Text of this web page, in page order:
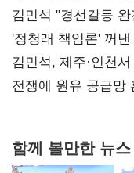
김민석 "경선갈등
사과부터"
'정청래 책임론' 꺼
때리기
김민석, 제주·인천
탈환'(종합)
전쟁에 원유 공급망
함께 볼만한 뉴스